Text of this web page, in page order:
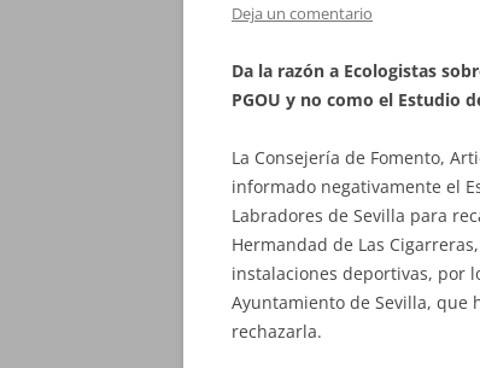
Deja un comentario
Da la razón a Ecologistas
PGOU y no como el Estudio
La Consejería de Fomento,
informado negativamente el
Labradores de Sevilla para
Hermandad de Las
instalaciones deportivas, por
Ayuntamiento de Sevilla, que
rechazarla.